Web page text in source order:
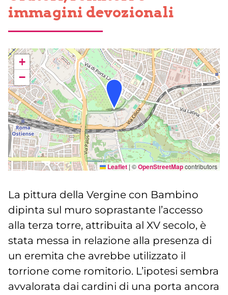
immagini devozionali
+
−
Leaflet |©OpenStreetMapcontributors
La pittura della Vergine con Bambino
dipinta sul muro soprastante l’accesso
alla terza torre, attribuita al XV secolo, è
stata messa in relazione alla presenza di
un eremita che avrebbe utilizzato il
torrione come romitorio. L’ipotesi sembra
avvalorata dai cardini di una porta ancora